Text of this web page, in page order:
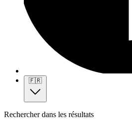
🇫🇷
Rechercher dans les résultats